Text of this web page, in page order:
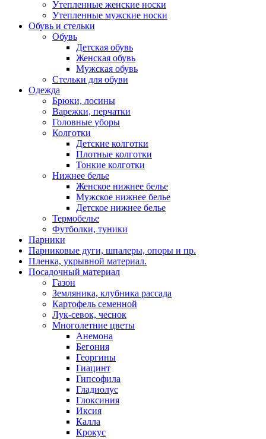
Утепленные женские носки
Утепленные мужские носки
Обувь и стельки
Обувь
Детская обувь
Женская обувь
Мужская обувь
Стельки для обуви
Одежда
Брюки, лосины
Варежки, перчатки
Головные уборы
Колготки
Детские колготки
Плотные колготки
Тонкие колготки
Нижнее белье
Женское нижнее белье
Мужское нижнее белье
Детское нижнее белье
Термобелье
Футболки, туники
Парники
Парниковые дуги, шпалеры, опоры и пр.
Пленка, укрывной материал.
Посадочный материал
Газон
Земляника, клубника рассада
Картофель семенной
Лук-севок, чеснок
Многолетние цветы
Анемона
Бегония
Георгины
Гиацинт
Гипсофила
Гладиолус
Глоксиния
Иксия
Калла
Крокус